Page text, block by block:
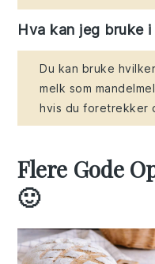
Hva kan jeg bruke
Du kan bruke
melk som
hvis du foretrekker
Flere Gode
🙂